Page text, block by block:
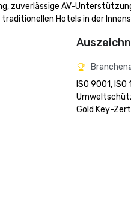
zuverlässige AV-
traditionellen Hotels in der
ISO 9001,
Gold Key-